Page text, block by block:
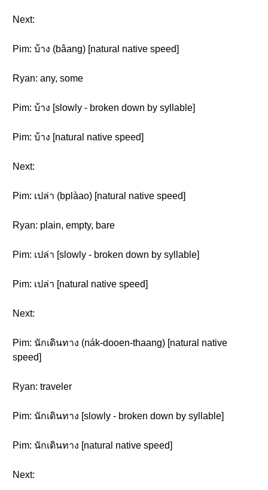
Next:
Pim: บ้าง (bâang) [natural native speed]
Ryan: any, some
Pim: บ้าง [slowly - broken down by syllable]
Pim: บ้าง [natural native speed]
Next:
Pim: เปล่า (bplàao) [natural native speed]
Ryan: plain, empty, bare
Pim: เปล่า [slowly - broken down by syllable]
Pim: เปล่า [natural native speed]
Next:
Pim: นักเดินทาง (nák-dooen-thaang) [natural native
speed]
Ryan: traveler
Pim: นักเดินทาง [slowly - broken down by syllable]
Pim: นักเดินทาง [natural native speed]
Next: